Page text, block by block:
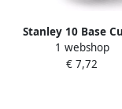
Stanley 10 Base
Veiligheidsbril |
Glas SY150-2D EU
1 webshop
€ 7,72